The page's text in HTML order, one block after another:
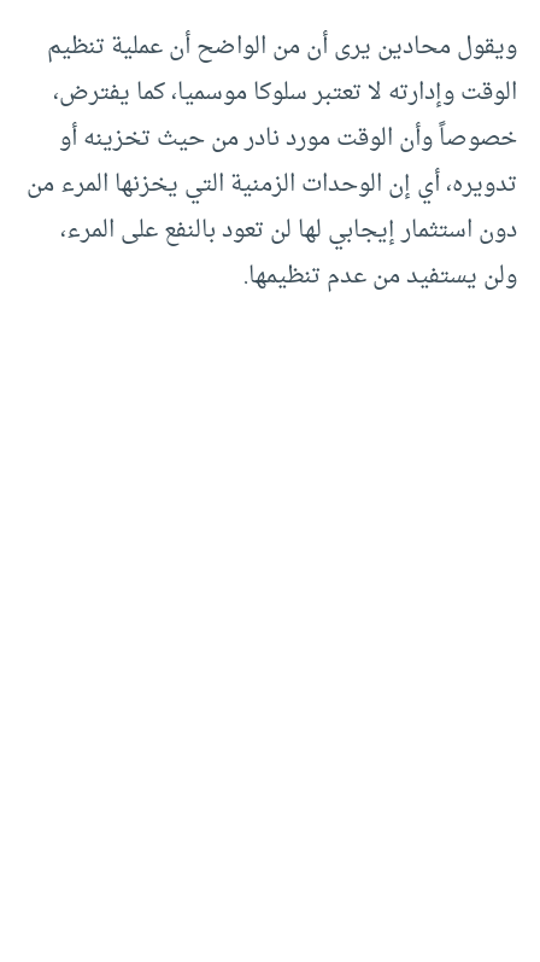
ويقول محادين يرى أن من الواضح أن عملية تنظيم
الوقت وإدارته لا تعتبر سلوكا موسميا، كما يفترض،
خصوصاً وأن الوقت مورد نادر من حيث تخزينه أو
تدويره، أي إن الوحدات الزمنية التي يخزنها المرء من
دون استثمار إيجابي لها لن تعود بالنفع على المرء،
ولن يستفيد من عدم تنظيمها.